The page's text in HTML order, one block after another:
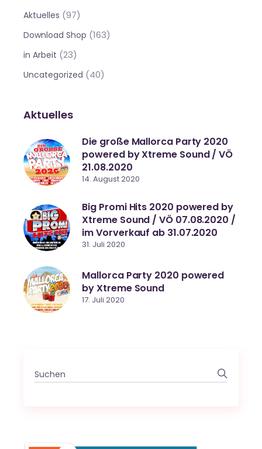
Aktuelles (97)
Download Shop (163)
in Arbeit (23)
Uncategorized (40)
Aktuelles
Die große Mallorca Party 2020
powered by Xtreme Sound / VÖ
21.08.2020
14. August 2020
Big Promi Hits 2020 powered by
Xtreme Sound / VÖ 07.08.2020 /
im Vorverkauf ab 31.07.2020
31. Juli 2020
Mallorca Party 2020 powered
by Xtreme Sound
17. Juli 2020
Search
for: